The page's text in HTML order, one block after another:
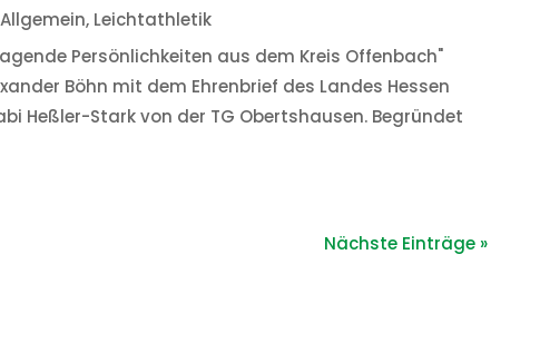
Allgemein, Leichtathletik
Persönlichkeiten aus dem Kreis Offenbach"
Böhn mit dem Ehrenbrief des Landes Hessen
Heßler-Stark von der TG Obertshausen. Begründet
Nächste Einträge »